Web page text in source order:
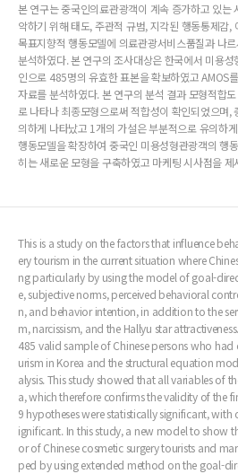
본 연구는 중국인의료관광객이 계속 증가하고 있는
악하기 위해 태도, 주관적 규범, 지각된 행동통제감,
목표지향적 행동모델에 의료관광서비스품질과 나
분석하였다. 본 연구의 조사대상은 한국에서 미용
인으로 485명의 유효한 표본을 확보하였고 AMOS
자료를 분석하였다. 본 연구의 분석 결과 모형적합
로 나타나 최종모형으로써 적합성이 확인되었으며,
의하게 나타났고 1개의 가설은 부분적으로 유의하
행동모델을 확장하여 중국인 미용성형관광객의 행
히는 새로운 모형을 구축하였고 마케팅 시사점을 제
This is a study on the factors that influence
ery tourism in the current situation where
ng particularly by using the model of goal-
e, subjective norms, perceived behavioral
n, and behavior intention, in addition to the
m, narcissism, and the Hallyu star
485 valid sample of Chinese persons who
urism in Korea and the structural equation
alysis. This study showed that all variables of
a, which therefore confirms the validity of the
9 hypotheses were statistically significant,
ignificant. In this study, a new model to show
or of Chinese cosmetic surgery tourists and
ped by using extended method on the goal-